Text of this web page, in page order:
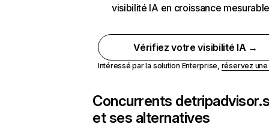
visibilité IA en croissance
Vérifiez votre visibilité IA →
Intéressé par la solution Enterprise, réservez
Concurrents de
et ses alternatives